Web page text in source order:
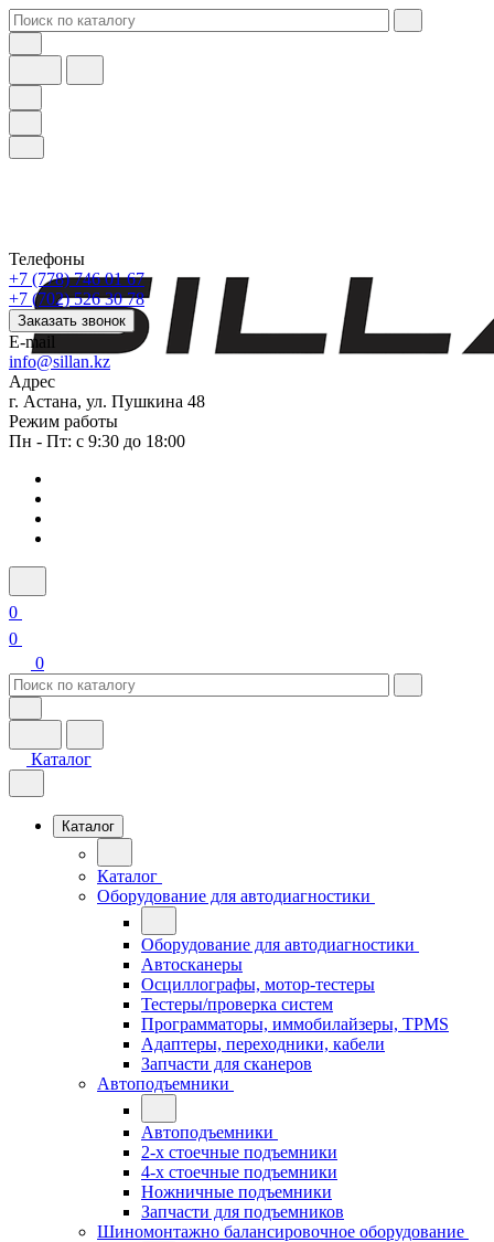
Телефоны
+7 (778) 746 01 67
+7 (702) 526 30 78
Заказать звонок
E-mail
info@sillan.kz
Адрес
г. Астана, ул. Пушкина 48
Режим работы
Пн - Пт: с 9:30 до 18:00
0
0
0
Каталог
Каталог
Каталог
Оборудование для автодиагностики
Оборудование для автодиагностики
Автосканеры
Осциллографы, мотор-тестеры
Тестеры/проверка систем
Программаторы, иммобилайзеры, TPMS
Адаптеры, переходники, кабели
Запчасти для сканеров
Автоподъемники
Автоподъемники
2-х стоечные подъемники
4-х стоечные подъемники
Ножничные подъемники
Запчасти для подъемников
Шиномонтажно балансировочное оборудование